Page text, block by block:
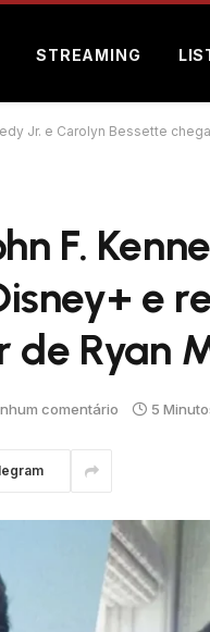
STREAMING
Jr. e Carolyn Bessette
F.
e
de Ryan
comentário 5